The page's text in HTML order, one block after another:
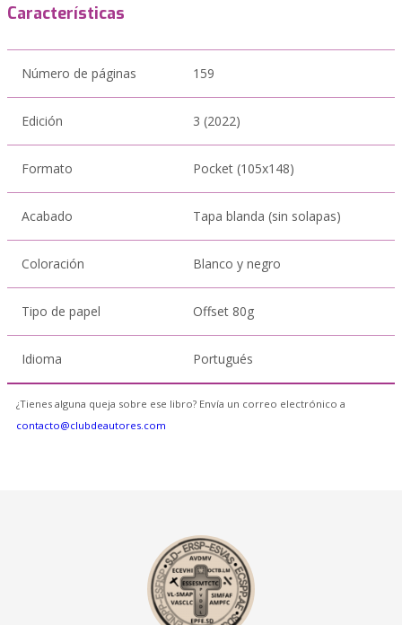
Características
Número de páginas 159
Edición 3 (2022)
Formato Pocket (105x148)
Acabado Tapa blanda (sin solapas)
Coloración Blanco y negro
Tipo de papel Offset 80g
Idioma Portugués
¿Tienes alguna queja sobre ese libro? Envía un correo electrónico a
contacto@clubdeautores.com